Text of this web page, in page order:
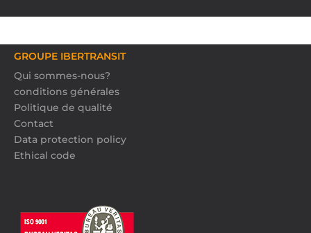
GROUPE IBERTRANSIT
Qui sommes-nous?
conditions générales
Politique de qualité
Contact
Data protection policy
Ethical code